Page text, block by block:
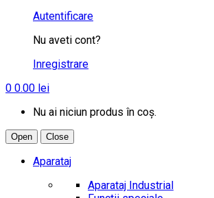
Autentificare
Nu aveti cont?
Inregistrare
0 0.00 lei
Nu ai niciun produs în coș.
Open Close
Aparataj
Aparataj Industrial